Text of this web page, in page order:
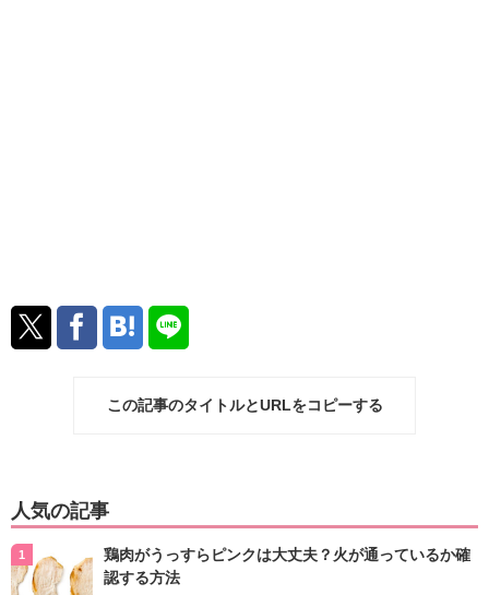
この記事のタイトルとURLをコピーする
人気の記事
鶏肉がうっすらピンクは大丈夫？火が通っているか確
認する方法